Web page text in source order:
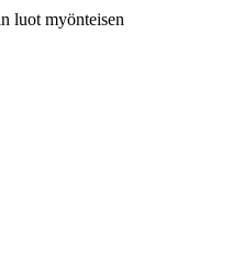
luot myönteisen